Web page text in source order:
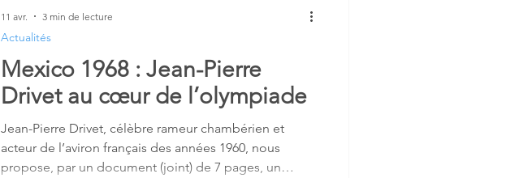
Mexico 1968 : Jean-Pierre
Drivet au cœur de l’olympiade
Jean-Pierre Drivet, célèbre rameur chambérien et
acteur de l’aviron français des années 1960, nous
propose, par un document (joint) de 7 pages, un
Actualités
11 avr. 3 min de lecture